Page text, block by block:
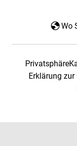
Wo
Privatsphäre
Erklärung